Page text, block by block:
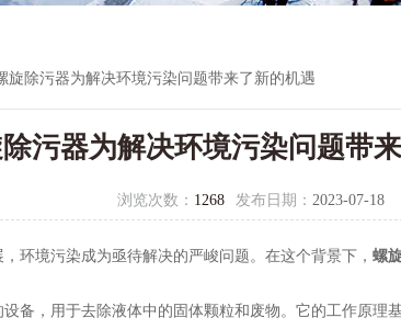
旋除污器为解决环境污染问题带来了新的机遇
污器为解决环境污染问题带
浏览次数： 1268 发布日期： 2023-07-18
境污染成为亟待解决的严峻问题。在这个背景下， 螺
，用于去除液体中的固体颗粒和废物。它的工作原理